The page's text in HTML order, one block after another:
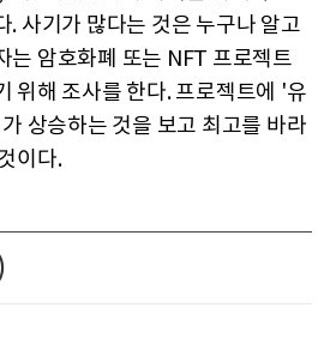
. 사기가 많다는 것은 누구나 알고
는 암호화폐 또는 NFT 프로젝트
위해 조사를 한다. 프로젝트에 '유
상승하는 것을 보고 최고를 바라
이다.